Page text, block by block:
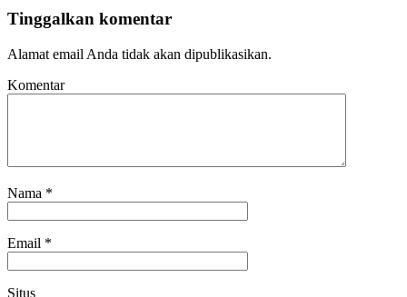
Tinggalkan komentar
Alamat email Anda tidak akan dipublikasikan.
Komentar
Nama *
Email *
Situs